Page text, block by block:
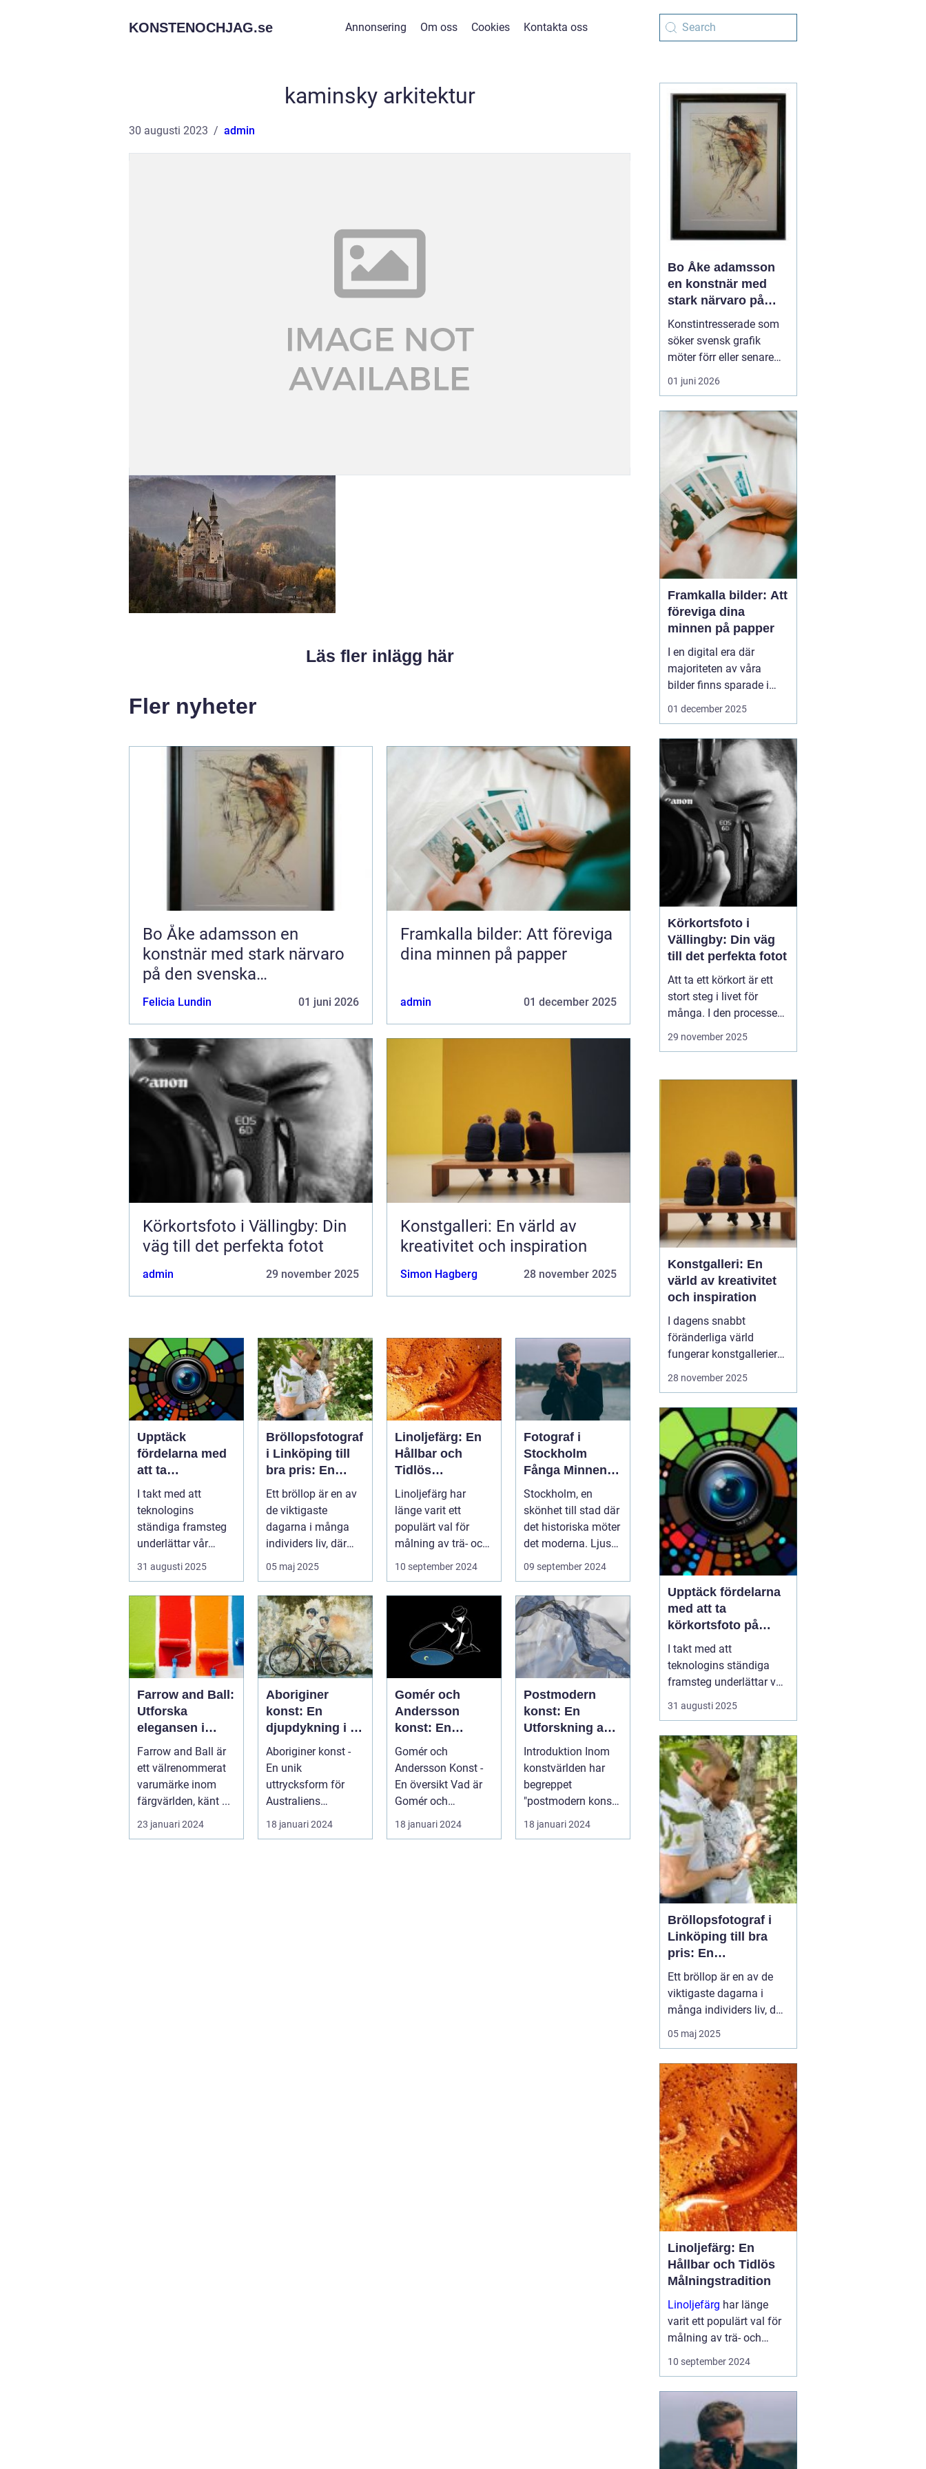
KONSTENOCHJAG.se Annonsering Om oss Cookies Kontakta oss
kaminsky arkitektur
30 augusti 2023 admin
Läs fler inlägg här
Fler nyheter
Bo Åke adamsson en
konstnär med stark närvaro
på den svenska
konstmarknaden
Felicia Lundin 01 juni 2026
Framkalla bilder: Att föreviga
dina minnen på papper
admin 01 december 2025
Körkortsfoto i Vällingby: Din
väg till det perfekta fotot
admin 29 november 2025
Konstgalleri: En värld av
kreativitet och inspiration
Simon Hagberg 28 november 2025
Upptäck
fördelarna med
att ta
körkortsfoto på
Östermalm
I takt med att
teknologins
ständiga framsteg
underlättar vår
vardag, kvarstår ...
31 augusti 2025
Bröllopsfotograf
i Linköping till
bra pris: En
nyckelspelare
för oförglömliga
minnen
Ett bröllop är en av
de viktigaste
dagarna i många
individers liv, där
alla det...
05 maj 2025
Linoljefärg: En
Hållbar och
Tidlös
Målningstraditio
n
Linoljefärg har
länge varit ett
populärt val för
målning av trä- och
10 september 2024
Fotograf i
Stockholm
Fånga Minnen i
Huvudstaden
Stockholm, en
skönhet till stad där
det historiska möter
det moderna. Ljuset
09 september 2024
Farrow and Ball:
Utforska
elegansen i
varumärkets
färger
Farrow and Ball är
ett välrenommerat
varumärke inom
färgvärlden, känt ...
23 januari 2024
Aboriginer
konst: En
djupdykning i en
unik konstform
Aboriginer konst -
En unik
uttrycksform för
Australiens
urinvånare
Aboriginer konst är
18 januari 2024
Gomér och
Andersson
konst: En
fördjupande
översikt
Gomér och
Andersson Konst -
En översikt Vad är
Gomér och
18 januari 2024
Postmodern
konst: En
Utforskning av
Dess Mångfald
och Komplexitet
Introduktion Inom
konstvärlden har
begreppet
"postmodern konst"
fått stor
uppmärksamhet
18 januari 2024
Bo Åke adamsson
en konstnär med
stark närvaro på
den svenska
konstmarknaden
Konstintresserade som
söker svensk grafik
möter förr eller senare
namnet bo åke
adamsson. Hans verk
sammanhang där fokus
samlarvänlig konst med
tydlig karaktär. För
många samlare handlar
intresset inte bara om ...
01 juni 2026
Framkalla bilder: Att
föreviga dina
minnen på papper
I en digital era där
majoriteten av våra
bilder finns sparade i
molnet eller på våra
Södermalmte sig som
en n...
01 december 2025
Körkortsfoto i
Vällingby: Din väg
till det perfekta fotot
Att ta ett körkort är ett
stort steg i livet för
många. I den processen
är körkortsfotot mer än
identiteten på kortet som
29 november 2025
Konstgalleri: En
värld av kreativitet
och inspiration
I dagens snabbt
föränderliga värld
fungerar konstgallerier
som magiska platser där
utrymmen är mer än
bara byggnader fyllda av
färgglada dukar; de är
levande arenor f&o...
28 november 2025
Upptäck fördelarna
med att ta
körkortsfoto på
Östermalm
I takt med att
teknologins ständiga
framsteg underlättar vår
vardag, kvarstår behovet
av traditionella tjänster
körkortsfotografering.
Körkortsfoto på
Östermalm är en
avgörande lösnin...
31 augusti 2025
Bröllopsfotograf i
Linköping till bra
pris: En
nyckelspelare för
oförglömliga
minnen
Ett bröllop är en av de
viktigaste dagarna i
många individers liv, där
alla detaljer har
betydelse. En av dessa
den omfattande
planeringen, är valet av
bröllopsfotograf i
Linköping. ...
05 maj 2025
Linoljefärg: En
Hållbar och Tidlös
Målningstradition
Linoljefärg har länge
varit ett populärt val för
målning av trä- och
järnytor, både inomhus
och utomhus...
10 september 2024